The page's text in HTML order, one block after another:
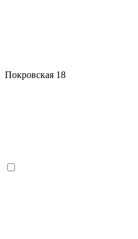
Покровская 18